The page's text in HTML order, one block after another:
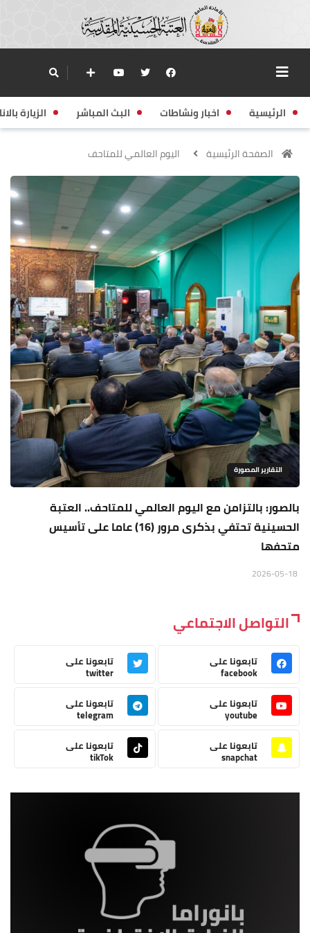
الرئيسية اخبار ونشاطات البث المباشر الزيارة
الصفحة الرئيسية اليوم العالمي للمتاحف
التقارير المصورة
بالصور: بالتزامن مع اليوم العالمي للمتاحف.. العتبة
الحسينية تحتفي بذكرى مرور (16) عاما على تأسيس
متحفها
التواصل الاجتماعي
تابعونا على
facebook
تابعونا على
twitter
تابعونا على
youtube
تابعونا على
telegram
تابعونا على
snapchat
تابعونا على
tikTok